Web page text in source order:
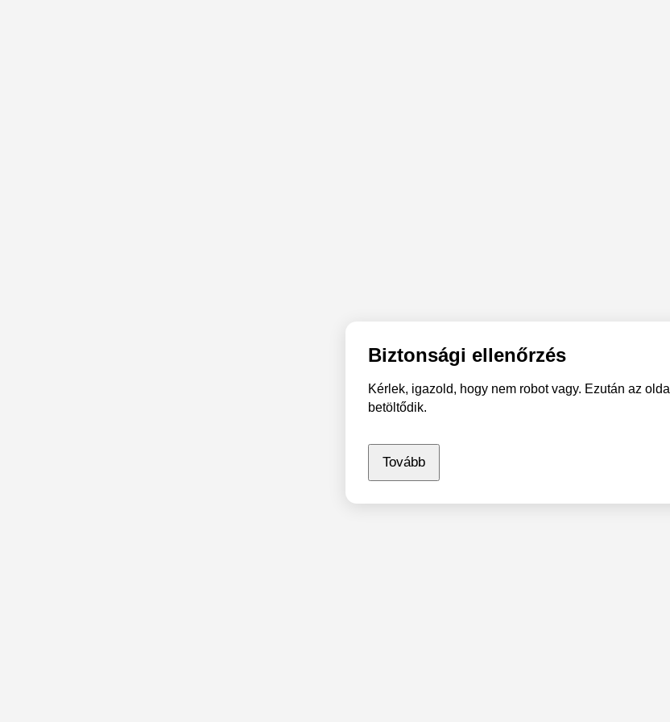
Biztonsági ellenőrzés
Kérlek, igazold, hogy nem robot vagy. Ezután az oldal
betöltődik.
Tovább